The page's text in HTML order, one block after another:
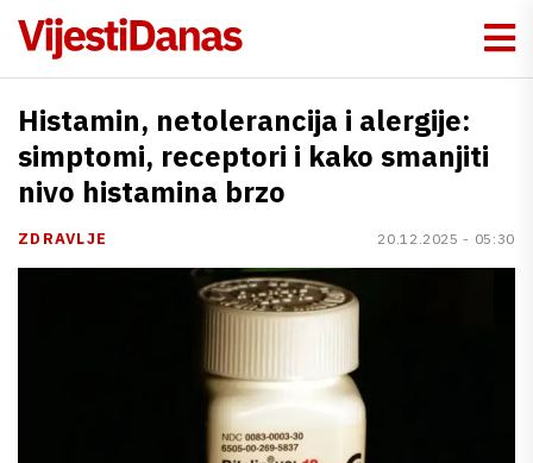
Histamin, netolerancija i alergije:
simptomi, receptori i kako smanjiti
nivo histamina brzo
ZDRAVLJE 20.12.2025 - 05:30